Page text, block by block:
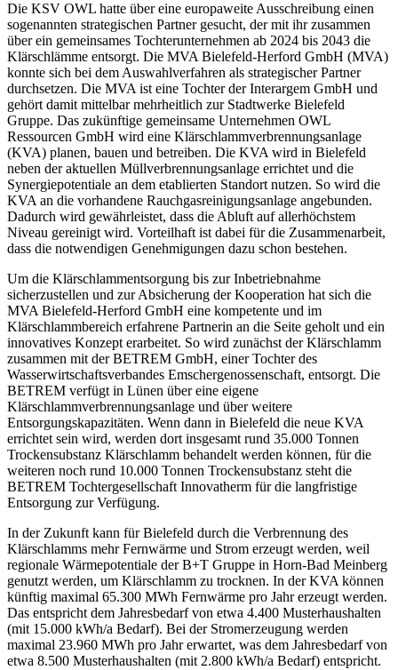
Die KSV OWL hatte über eine europaweite Ausschreibung einen
sogenannten strategischen Partner gesucht, der mit ihr zusammen
über ein gemeinsames Tochterunternehmen ab 2024 bis 2043 die
Klärschlämme entsorgt. Die MVA Bielefeld-Herford GmbH (MVA)
konnte sich bei dem Auswahlverfahren als strategischer Partner
durchsetzen. Die MVA ist eine Tochter der Interargem GmbH und
gehört damit mittelbar mehrheitlich zur Stadtwerke Bielefeld
Gruppe. Das zukünftige gemeinsame Unternehmen OWL
Ressourcen GmbH wird eine Klärschlammverbrennungsanlage
(KVA) planen, bauen und betreiben. Die KVA wird in Bielefeld
neben der aktuellen Müllverbrennungsanlage errichtet und die
Synergiepotentiale an dem etablierten Standort nutzen. So wird die
KVA an die vorhandene Rauchgasreinigungsanlage angebunden.
Dadurch wird gewährleistet, dass die Abluft auf allerhöchstem
Niveau gereinigt wird. Vorteilhaft ist dabei für die Zusammenarbeit,
dass die notwendigen Genehmigungen dazu schon bestehen.
Um die Klärschlammentsorgung bis zur Inbetriebnahme
sicherzustellen und zur Absicherung der Kooperation hat sich die
MVA Bielefeld-Herford GmbH eine kompetente und im
Klärschlammbereich erfahrene Partnerin an die Seite geholt und ein
innovatives Konzept erarbeitet. So wird zunächst der Klärschlamm
zusammen mit der BETREM GmbH, einer Tochter des
Wasserwirtschaftsverbandes Emschergenossenschaft, entsorgt. Die
BETREM verfügt in Lünen über eine eigene
Klärschlammverbrennungsanlage und über weitere
Entsorgungskapazitäten. Wenn dann in Bielefeld die neue KVA
errichtet sein wird, werden dort insgesamt rund 35.000 Tonnen
Trockensubstanz Klärschlamm behandelt werden können, für die
weiteren noch rund 10.000 Tonnen Trockensubstanz steht die
BETREM Tochtergesellschaft Innovatherm für die langfristige
Entsorgung zur Verfügung.
In der Zukunft kann für Bielefeld durch die Verbrennung des
Klärschlamms mehr Fernwärme und Strom erzeugt werden, weil
regionale Wärmepotentiale der B+T Gruppe in Horn-Bad Meinberg
genutzt werden, um Klärschlamm zu trocknen. In der KVA können
künftig maximal 65.300 MWh Fernwärme pro Jahr erzeugt werden.
Das entspricht dem Jahresbedarf von etwa 4.400 Musterhaushalten
(mit 15.000 kWh/a Bedarf). Bei der Stromerzeugung werden
maximal 23.960 MWh pro Jahr erwartet, was dem Jahresbedarf von
etwa 8.500 Musterhaushalten (mit 2.800 kWh/a Bedarf) entspricht.